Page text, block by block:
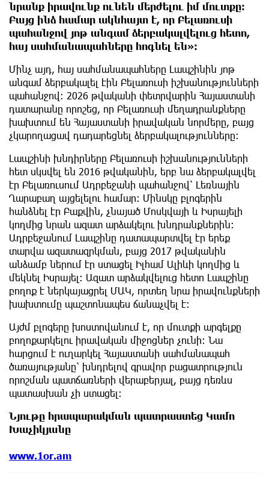
նրանք իրավունք ունեն մերժելու իմ մուտքը։
Բայց ինձ համար ակնհայտ է, որ Բելառուսի
պահանջով յոթ անգամ ձերբակալվելուց հետո,
հայ սահմանապահները հոգնել են»։
Մինչ այդ, հայ սահմանապահները Լապշինին յոթ
անգամ ձերբակալել էին Բելառուսի իշխանությունների
պահանջով։ 2026 թվականի փետրվարին Հայաստանի
դատարանը որոշեց, որ Բելառուսի մեղադրանքները
խախտում են Հայաստանի իրավական նորմերը, բայց
չկարողացավ դադարեցնել ձերբակալությունները։
Լապշինի խնդիրները Բելառուսի իշխանությունների
հետ սկսվել են 2016 թվականին, երբ նա ձերբակալվել
էր Բելառուսում Ադրբեջանի պահանջով՝ Լեռնային
Ղարաբաղ այցելելու համար։ Մինսկը բլոգերին
հանձնել էր Բաքվին, չնայած Մոսկվայի և Իսրայելի
կողմից նրան ազատ արձակելու խնդրանքներին։
Ադրբեջանում Լապշինը դատապարտվել էր երեք
տարվա ազատազրկման, բայց 2017 թվականին
անձամբ ներում էր ստացել Իլհամ Ալիևի կողմից և
մեկնել Իսրայել։ Ազատ արձակվելուց հետո Լապշինը
բողոք է ներկայացրել ՄԱԿ, որտեղ նրա իրավունքների
խախտումը պաշտոնապես ճանաչվել է։
Այժմ բլոգերը խոստովանում է, որ մուտքի արգելքը
բողոքարկելու իրավական միջոցներ չունի։ Նա
հարցում է ուղարկել Հայաստանի սահմանապահ
ծառայությանը՝ խնդրելով գրավոր բացատրություն
որոշման պատճառների վերաբերյալ, բայց դեռևս
պատասխան չի ստացել։
Նյութը հրապարակման պատրաստեց Կամո
Խաչիկյանը
www.1or.am